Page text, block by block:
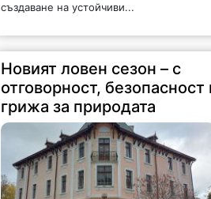
създаване на устойчиви...
Новият ловен сезон – с
отговорност, безопасност
грижа за природата